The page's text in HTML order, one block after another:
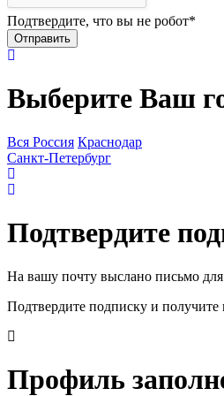
Подтвердите, что вы не робот*
Выберите Ваш
Вся Россия Краснодар
Санкт-Петербург
Подтвердите
На вашу почту выслано письмо
Подтвердите подписку и получите
Профиль